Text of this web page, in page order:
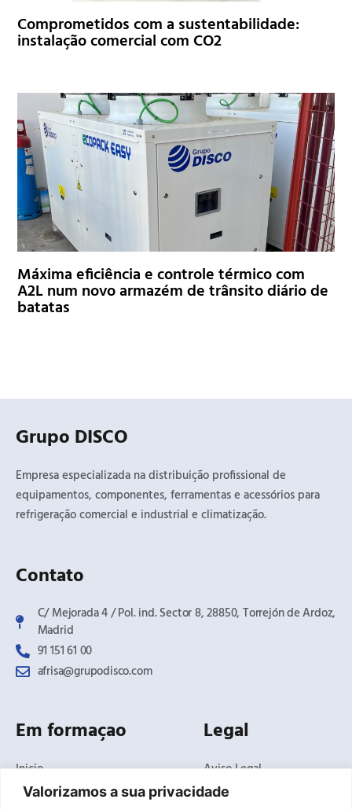
Valorizamos a sua privacidade
Comprometidos com a sustentabilidade:
instalação comercial com CO2
Máxima eficiência e controle térmico com
A2L num novo armazém de trânsito diário de
batatas
Grupo DISCO
Empresa especializada na distribuição profissional de
equipamentos, componentes, ferramentas e acessórios para
refrigeração comercial e industrial e climatização.
Contato
C/ Mejorada 4 / Pol. ind. Sector 8, 28850, Torrejón de Ardoz,
Madrid​
91 151 61 00
afrisa@grupodisco.com
Em formaçao
Inicio
O Negócio
Legal
Aviso Legal
Politica de Privacidade